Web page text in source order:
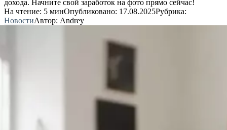
дохода. Начните свой заработок на фото прямо сейчас!
На чтение: 5 минОпубликовано: 17.08.2025Рубрика:
НовостиАвтор: Andrey